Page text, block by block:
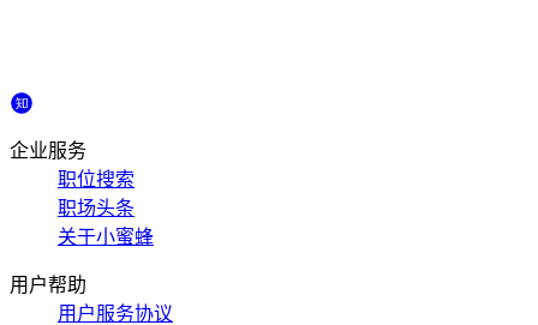
企业服务
职位搜索
职场头条
关于小蜜蜂
用户帮助
用户服务协议